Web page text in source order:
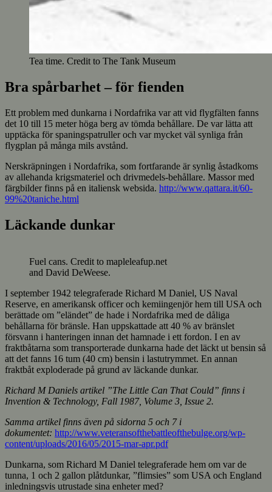
Tea time. Credit to The Tank Museum
Bra spårbarhet – för fienden
Ett problem med dunkarna i Nordafrika var att vid flygfälten fanns
det 10 till 15 meter höga berg av tömda behållare. De var lätta att
upptäcka för spaningspatruller och var mycket väl synliga från
flygplan på många mils avstånd.
Nerskräpningen i Nordafrika, som fortfarande är synlig åstadkoms
av allehanda krigsmateriel och drivmedels-behållare. Massor med
färgbilder finns på en italiensk websida. http://www.qattara.it/60-
99%20taniche.html
Läckande dunkar
Fuel cans. Credit to mapleleafup.net
and David DeWeese.
I september 1942 telegraferade Richard M Daniel, US Naval
Reserve, en amerikansk officer och kemiingenjör hem till USA och
berättade om ”eländet” de hade i Nordafrika med de dåliga
behållarna för bränsle. Han uppskattade att 40 % av bränslet
försvann i hanteringen innan det hamnade i ett fordon. I en av
fraktbåtarna som transporterade dunkarna hade det läckt ut bensin så
att det fanns 16 tum (40 cm) bensin i lastutrymmet. En annan
fraktbåt exploderade på grund av läckande dunkar.
Richard M Daniels artikel ”The Little Can That Could” finns i
Invention & Technology, Fall 1987, Volume 3, Issue 2.
Samma artikel finns även på sidorna 5 och 7 i
dokumentet: http://www.veteransofthebattleofthebulge.org/wp-
content/uploads/2016/05/2015-mar-apr.pdf
Dunkarna, som Richard M Daniel telegraferade hem om var de
tunna, 1 och 2 gallon plåtdunkar, ”flimsies” som USA och England
inledningsvis utrustade sina enheter med?